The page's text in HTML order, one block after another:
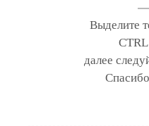
Выделите
далее